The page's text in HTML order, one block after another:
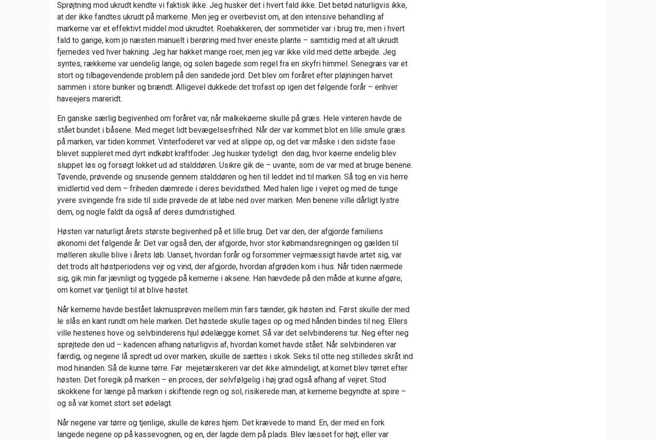
Sprøjtning mod ukrudt kendte vi faktisk ikke. Jeg husker det i hvert fald ikke. Det betød naturligvis ikke,
at der ikke fandtes ukrudt på markerne. Men jeg er overbevist om, at den intensive behandling af
markerne var et effektivt middel mod ukrudtet. Roehakkeren, der sommetider var i brug tre, men i hvert
fald to gange, kom jo næsten manuelt i berøring med hver eneste plante – samtidig med at alt ukrudt
fjernedes ved hver hakning. Jeg har hakket mange roer, men jeg var ikke vild med dette arbejde. Jeg
syntes, rækkerne var uendelig lange, og solen bagede som regel fra en skyfri himmel. Senegræs var et
stort og tilbagevendende problem på den sandede jord. Det blev om foråret efter pløjningen harvet
sammen i store bunker og brændt. Alligevel dukkede det trofast op igen det følgende forår – enhver
haveejers mareridt.
En ganske særlig begivenhed om foråret var, når malkekøerne skulle på græs. Hele vinteren havde de
stået bundet i båsene. Med meget lidt bevægelsesfrihed. Når der var kommet blot en lille smule græs
på marken, var tiden kommet. Vinterfoderet var ved at slippe op, og det var måske i den sidste fase
blevet suppleret med dyrt indkøbt kraftfoder. Jeg husker tydeligt den dag, hvor køerne endelig blev
sluppet løs og forsøgt lokket ud ad stalddøren. Usikre gik de – uvante, som de var med at bruge benene.
Tøvende, prøvende og snusende gennem stalddøren og hen til leddet ind til marken. Så tog en vis herre
imidlertid ved dem – friheden dæmrede i deres bevidsthed. Med halen lige i vejret og med de tunge
yvere svingende fra side til side prøvede de at løbe ned over marken. Men benene ville dårligt lystre
dem, og nogle faldt da også af deres dumdristighed.
Høsten var naturligt årets største begivenhed på et lille brug. Det var den, der afgjorde familiens
økonomi det følgende år. Det var også den, der afgjorde, hvor stor købmandsregningen og gælden til
mølleren skulle blive i årets løb. Uanset, hvordan forår og forsommer vejrmæssigt havde artet sig, var
det trods alt høstperiodens vejr og vind, der afgjorde, hvordan afgrøden kom i hus. Når tiden nærmede
sig, gik min far jævnligt og tyggede på kernerne i aksene. Han hævdede på den måde at kunne afgøre,
om kornet var tjenligt til at blive høstet.
Når kernerne havde bestået lakmusprøven mellem min fars tænder, gik høsten ind. Først skulle der med
le slås en kant rundt om hele marken. Det høstede skulle tages op og med hånden bindes til neg. Ellers
ville hestenes hove og selvbinderens hjul ødelægge kornet. Så var det selvbinderens tur. Neg efter neg
sprøjtede den ud – kadencen afhang naturligvis af, hvordan kornet havde stået. Når selvbinderen var
færdig, og negene lå spredt ud over marken, skulle de sættes i skok. Seks til otte neg stilledes skråt ind
mod hinanden. Så de kunne tørre. Før mejetærskeren var det ikke almindeligt, at kornet blev tørret efter
høsten. Det foregik på marken – en proces, der selvfølgelig i høj grad også afhang af vejret. Stod
skokkene for længe på marken i skiftende regn og sol, risikerede man, at kernerne begyndte at spire –
og så var kornet stort set ødelagt.
Når negene var tørre og tjenlige, skulle de køres hjem. Det krævede to mand. En, der med en fork
langede negene op på kassevognen, og en, der lagde dem på plads. Blev læsset for højt, eller var